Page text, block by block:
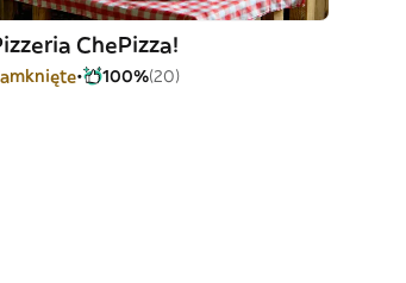
ChePizza!
100%(20)